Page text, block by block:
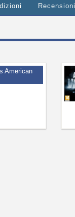
Recensioni
American